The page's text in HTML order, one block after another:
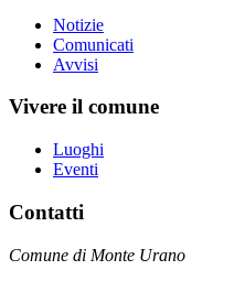
Notizie
Comunicati
Avvisi
Vivere il comune
Luoghi
Eventi
Contatti
Comune di Monte Urano